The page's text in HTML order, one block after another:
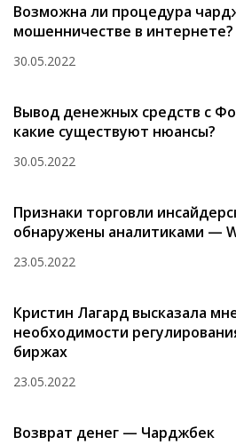
Возможна ли процедура
мошенничестве в интернете?
30.05.2022
Вывод денежных средств с
какие существуют нюансы?
30.05.2022
Признаки торговли
обнаружены аналитиками —
23.05.2022
Кристин Лагард высказала
необходимости
биржах
23.05.2022
Возврат денег — Чарджбек